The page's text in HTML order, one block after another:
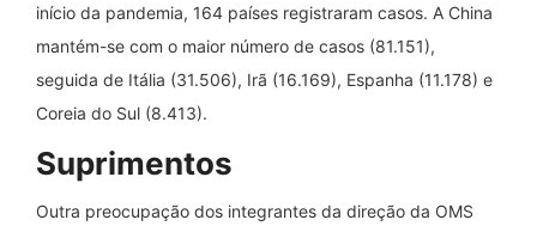
início da pandemia, 164 países registraram casos. A China
mantém-se com o maior número de casos (81.151),
seguida de Itália (31.506), Irã (16.169), Espanha (11.178) e
Coreia do Sul (8.413).
Suprimentos
Outra preocupação dos integrantes da direção da OMS